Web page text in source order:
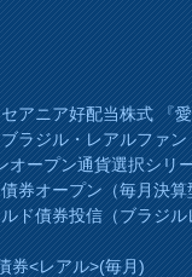
アニア好配当株式 『
ラジル・レアルファ
オープン通貨選択シリ
券オープン（毎月決算
ド債券投信（ブラジ
券<レアル>(毎月)